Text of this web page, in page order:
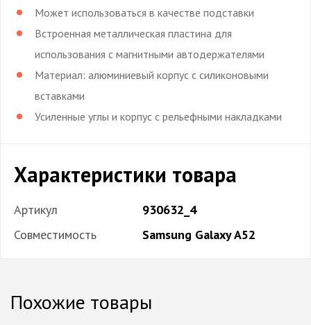
Может использоваться в качестве подставки
Встроенная металлическая пластина для
использования с магнитными автодержателями
Материал: алюминиевый корпус с силиконовыми
вставками
Усиленные углы и корпус с рельефными накладками
Характеристики товара
Артикул
930632_4
Совместимость
Samsung Galaxy A52
Похожие товары